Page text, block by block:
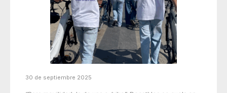
30 de septiembre 2025